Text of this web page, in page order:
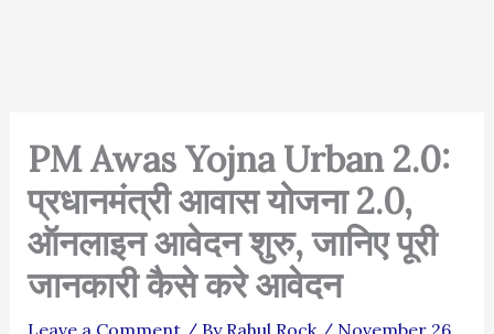
PM Awas Yojna Urban 2.0:
प्रधानमंत्री आवास योजना 2.0,
ऑनलाइन आवेदन शुरु, जानिए पूरी
जानकारी कैसे करे आवेदन
Leave a Comment / By Rahul Rock / November 26,